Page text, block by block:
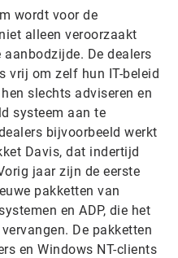
wordt voor de
alleen veroorzaakt
De dealers
vrij om zelf hun IT-beleid
slechts adviseren en
systeem aan te
bijvoorbeeld werkt
Davis, dat indertijd
jaar zijn de eerste
pakketten van
en ADP, die het
De pakketten
en Windows NT-clients